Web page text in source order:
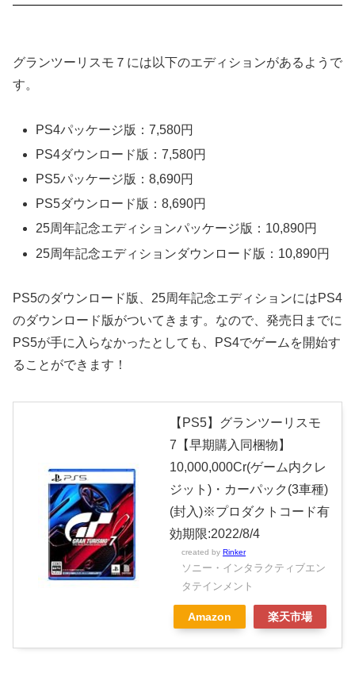
グランツーリスモ７には以下のエディションがあるようで
す。
PS4パッケージ版：7,580円
PS4ダウンロード版：7,580円
PS5パッケージ版：8,690円
PS5ダウンロード版：8,690円
25周年記念エディションパッケージ版：10,890円
25周年記念エディションダウンロード版：10,890円
PS5のダウンロード版、25周年記念エディションにはPS4
のダウンロード版がついてきます。なので、発売日までに
PS5が手に入らなかったとしても、PS4でゲームを開始す
ることができます！
【PS5】グランツーリスモ
7【早期購入同梱物】
10,000,000Cr(ゲーム内クレ
ジット)・カーパック(3車種)
(封入)※プロダクトコード有
効期限:2022/8/4
created by Rinker
ソニー・インタラクティブエン
タテインメント
Amazon 楽天市場